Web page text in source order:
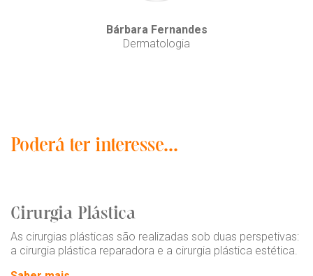
Bárbara Fernandes
Dermatologia
Poderá ter interesse...
Cirurgia Plástica
As cirurgias plásticas são realizadas sob duas perspetivas:
a cirurgia plástica reparadora e a cirurgia plástica estética.